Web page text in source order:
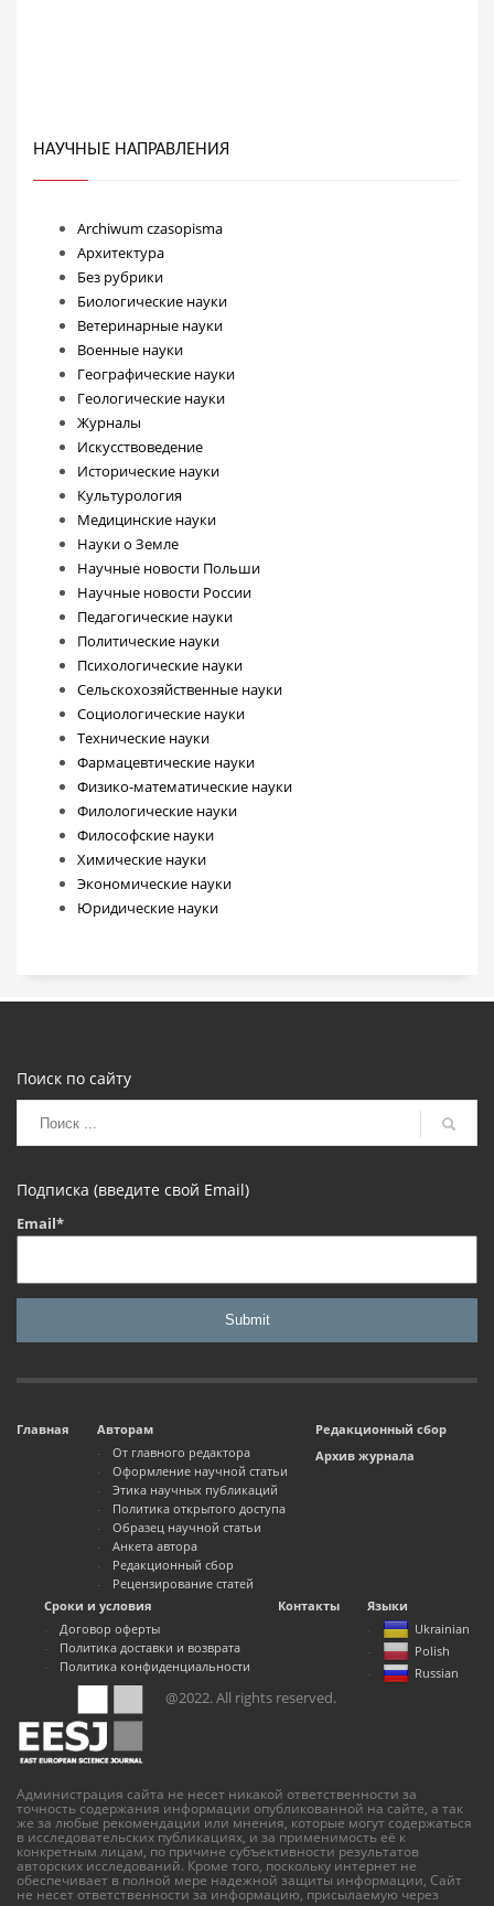
НАУЧНЫЕ НАПРАВЛЕНИЯ
Archiwum czasopisma
Архитектура
Без рубрики
Биологические науки
Ветеринарные науки
Военные науки
Географические науки
Геологические науки
Журналы
Искусствоведение
Исторические науки
Культурология
Медицинские науки
Науки о Земле
Научные новости Польши
Научные новости России
Педагогические науки
Политические науки
Психологические науки
Сельскохозяйственные науки
Социологические науки
Технические науки
Фармацевтические науки
Физико-математические науки
Филологические науки
Философские науки
Химические науки
Экономические науки
Юридические науки
Поиск по сайту
Подписка (введите свой Email)
Email*
Главная
Авторам
От главного редактора
Оформление научной статьи
Этика научных публикаций
Политика открытого доступа
Образец научной статьи
Анкета автора
Редакционный сбор
Рецензирование статей
Редакционный сбор
Архив журнала
Сроки и условия
Договор оферты
Политика доставки и возврата
Политика конфиденциальности
Контакты
Языки
Ukrainian
Polish
Russian
@2022. All rights reserved.
Администрация сайта не несет никакой ответственности за
точность содержания информации опубликованной на сайте, а так
же за любые рекомендации или мнения, которые могут содержаться
в исследовательских публикациях, и за применимость её к
конкретным лицам, по причине субъективности результатов
авторских исследований. Кроме того, поскольку интернет не
обеспечивает в полной мере надежной защиты информации, Сайт
не несет ответственности за информацию, присылаемую через